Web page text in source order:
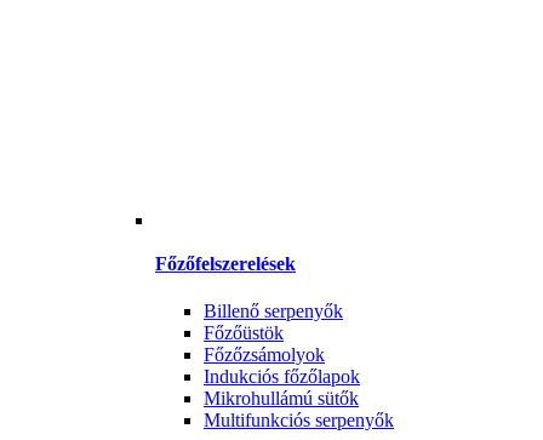
Főzőfelszerelések
Billenő serpenyők
Főzőüstök
Főzőzsámolyok
Indukciós főzőlapok
Mikrohullámú sütők
Multifunkciós serpenyők